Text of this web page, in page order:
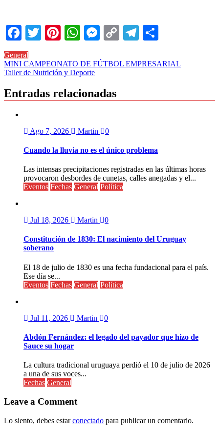
Facebook
TwitterPinterest
WhatsApp
Messenger
CopyTelegram
General
Navegación
de
entradas
MINI CAMPEONATO DE FÚTBOL EMPRESARIAL
Taller de Nutrición y Deporte
Entradas relacionadas
Ago 7, 2026 Martin 0
Cuando la lluvia no es el único problema
Las intensas precipitaciones registradas en las últimas horas
provocaron desbordes de cunetas, calles anegadas y el...
Eventos Fechas General Política
Jul 18, 2026 Martin 0
Constitución de 1830: El nacimiento del Uruguay
soberano
El 18 de julio de 1830 es una fecha fundacional para el país.
Ese día se...
Eventos Fechas General Política
Jul 11, 2026 Martin 0
Abdón Fernández: el legado del payador que hizo de
Sauce su hogar
La cultura tradicional uruguaya perdió el 10 de julio de 2026
a una de sus voces...
Fechas General
Leave a Comment
Lo siento, debes estarconectado para publicar un comentario.